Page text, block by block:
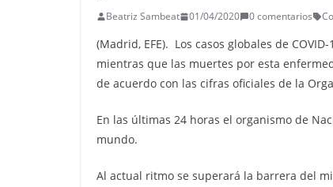
Beatriz Sambeat 01/04/2020 0 comentarios
(Madrid, EFE). Los casos globales de
mientras que las muertes por esta
de acuerdo con las cifras oficiales de la
En las últimas 24 horas el organismo de
mundo.
Al actual ritmo se superará la barrera del